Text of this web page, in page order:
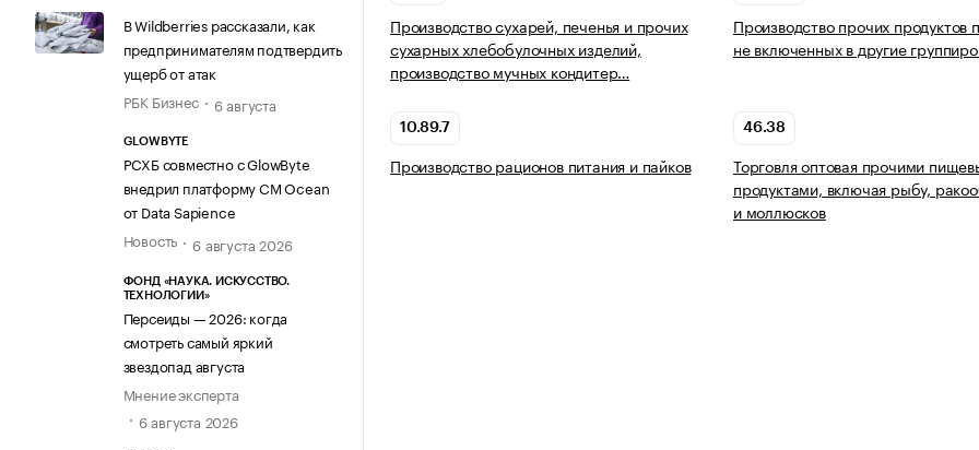
В Wildberries рассказали, как
предпринимателям подтвердить
ущерб от атак
РБК Бизнес
6 августа
GLOWBYTE
РСХБ совместно с GlowByte
внедрил платформу CM Ocean
от Data Sapience
Новость
6 августа 2026
ФОНД «НАУКА. ИСКУССТВО.
ТЕХНОЛОГИИ»
Персеиды — 2026: когда
смотреть самый яркий
звездопад августа
Мнение эксперта
6 августа 2026
Производство сухарей, печенья и прочих
сухарных хлебобулочных изделий,
производство мучных кондитер…
Производство прочих продуктов
не включенных в другие
10.89.7
Производство рационов питания и пайков
46.38
Торговля оптовая прочими
продуктами, включая рыбу,
и моллюсков